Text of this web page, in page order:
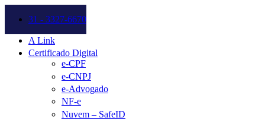
31 - 3327-6670
A Link
Certificado Digital
e-CPF
e-CNPJ
e-Advogado
NF-e
Nuvem – SafeID